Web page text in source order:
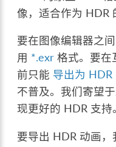
像，适合作为 HDR
要在图像编辑器之
用 *.exr 格式。要在
前只能 导出为 HDR
不普及。我们寄望
现更好的 HDR 支持
要导出 HDR 动画